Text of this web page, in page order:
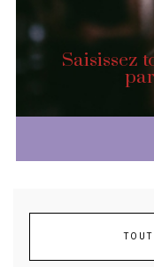
Saisissez